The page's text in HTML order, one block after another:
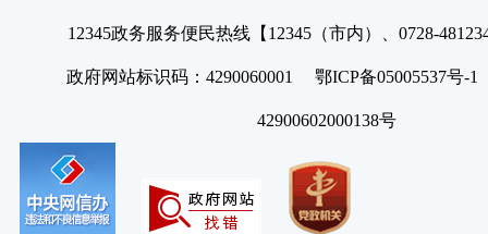
12345政务服务便民热线【12345（市内）、0728-
政府网站标识码：4290060001 鄂ICP备05005537号
42900602000138号